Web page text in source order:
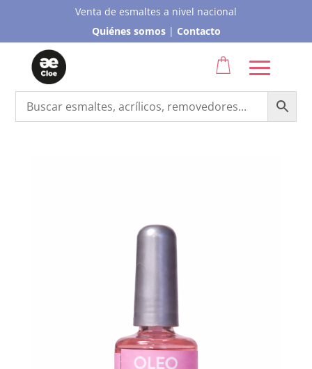
Venta de esmaltes a nivel nacional
Quiénes somos| Contacto